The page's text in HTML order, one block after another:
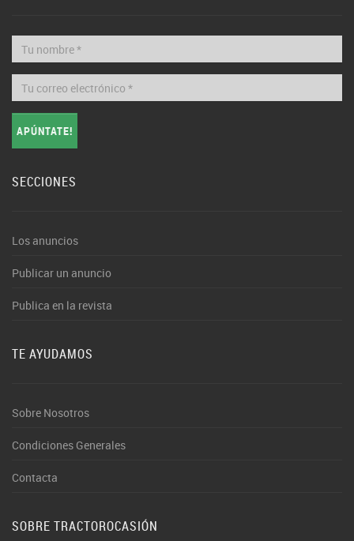
APÚNTATE!
SECCIONES
Los anuncios
Publicar un anuncio
Publica en la revista
TE AYUDAMOS
Sobre Nosotros
Condiciones Generales
Contacta
SOBRE TRACTOROCASIÓN